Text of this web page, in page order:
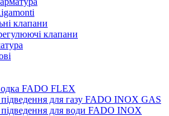
клапани
клапани
FADO FLEX
для газу FADO INOX GAS
для води FADO INOX